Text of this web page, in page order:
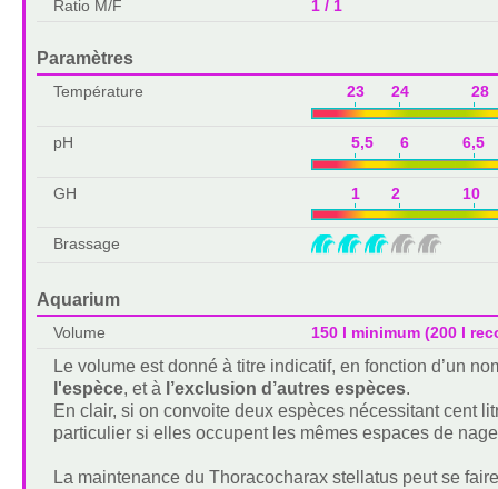
Ratio M/F 1 / 1
Paramètres
Température 23 24 28
pH 5,5 6 6,5
GH 1 2 10
Brassage
Aquarium
Volume 150 l minimum (200 l
Le volume est donné à titre indicatif, en fonction d’un
l'espèce, et à l’exclusion d’autres espèces.
En clair, si on convoite deux espèces nécessitant cent
particulier si elles occupent les mêmes espaces de
La maintenance du Thoracocharax stellatus peut se